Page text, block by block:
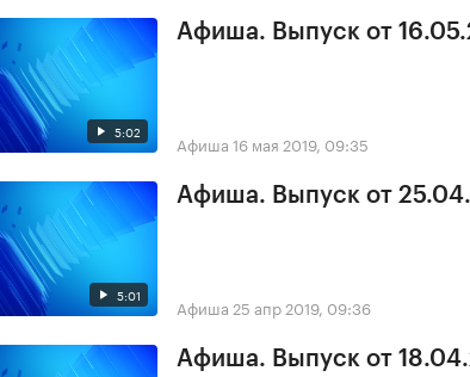
5:02
Афиша. Выпуск от
Афиша 16 мая 2019, 09:35
5:01
Афиша. Выпуск от
Афиша 25 апр 2019, 09:36
Афиша. Выпуск от